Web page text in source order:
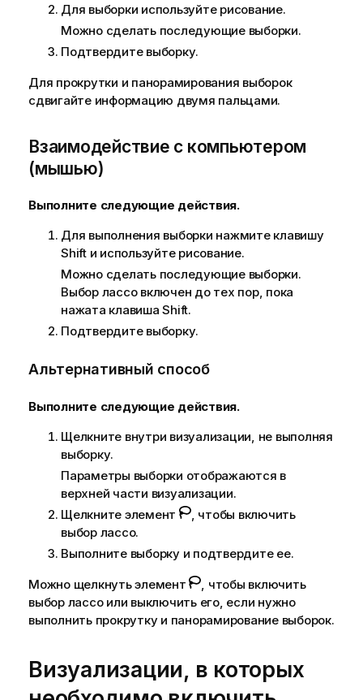
Для выборки используйте рисование.
Можно сделать последующие выборки.
Подтвердите выборку.
Для прокрутки и панорамирования выборок
сдвигайте информацию двумя пальцами.
Взаимодействие с компьютером
(мышью)
Выполните следующие действия.
Для выполнения выборки нажмите клавишу
Shift и используйте рисование.
Можно сделать последующие выборки.
Выбор лассо включен до тех пор, пока
нажата клавиша Shift.
Подтвердите выборку.
Альтернативный способ
Выполните следующие действия.
Щелкните внутри визуализации, не выполняя
выборку.
Параметры выборки отображаются в
верхней части визуализации.
Щелкните элемент
, чтобы включить
выбор лассо.
Выполните выборку и подтвердите ее.
Можно щелкнуть элемент
, чтобы включить
выбор лассо или выключить его, если нужно
выполнить прокрутку и панорамирование выборок.
Визуализации, в которых